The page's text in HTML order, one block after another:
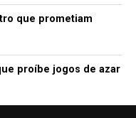
que prometiam
proíbe jogos de azar